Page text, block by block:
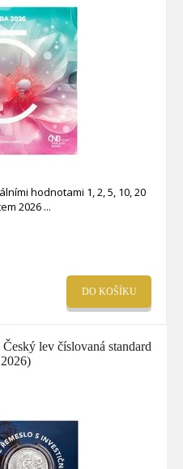
hodnotami 1, 2, 5, 10, 20
2026
DO KOŠÍKU
lev číslovaná standard